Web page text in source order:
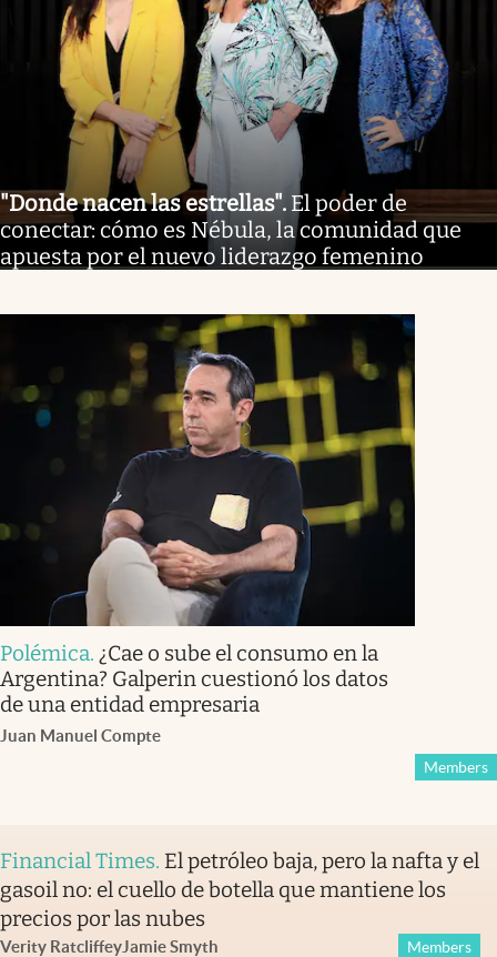
"Donde nacen las estrellas". El poder de
conectar: cómo es Nébula, la comunidad que
apuesta por el nuevo liderazgo femenino
Polémica. ¿Cae o sube el consumo en la
Argentina? Galperin cuestionó los datos
de una entidad empresaria
Juan Manuel Compte
Members
Financial Times. El petróleo baja, pero la nafta y el
gasoil no: el cuello de botella que mantiene los
precios por las nubes
Verity RatcliffeyJamie Smyth Members